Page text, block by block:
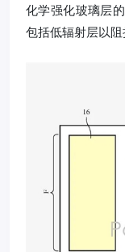
化学强化玻璃层
包括低辐射层以阻